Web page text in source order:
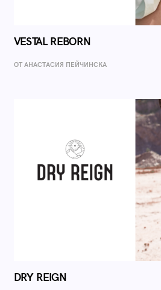
VESTAL REBORN
ОТ AНАСТАСИЯ ПЕЙЧИНСКА
DRY REIGN